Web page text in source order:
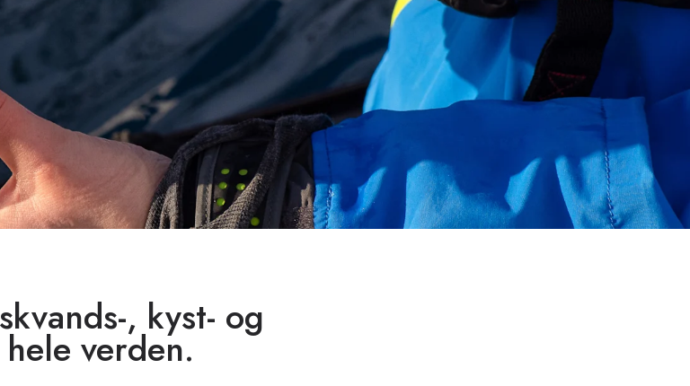
, kyst- og
verden.